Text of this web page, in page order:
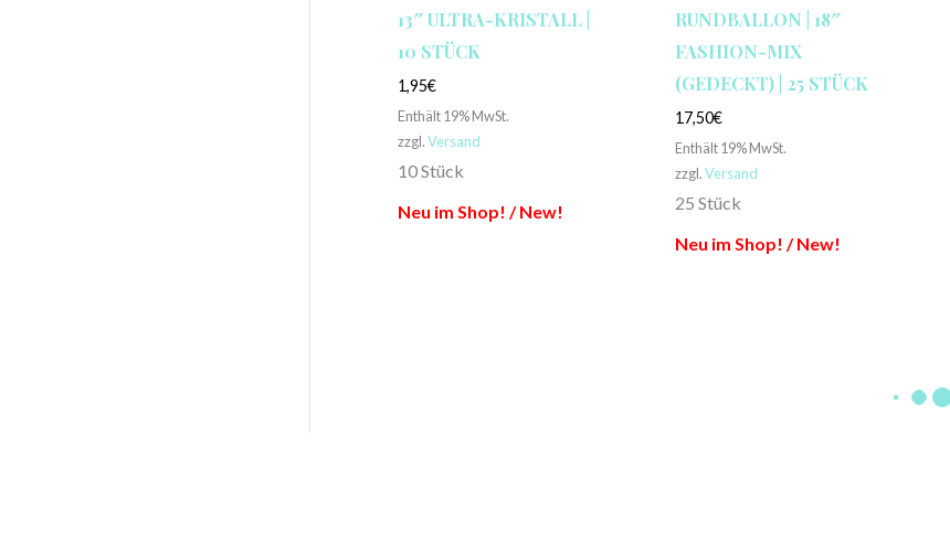
13″ ULTRA-KRISTALL |
10 STÜCK
1,95€
Enthält 19% MwSt.
zzgl.Versand
10 Stück
Neu im Shop! / New!
RUNDBALLON | 18″
FASHION-MIX
(GEDECKT) | 25 STÜCK
17,50€
Enthält 19% MwSt.
zzgl.Versand
25 Stück
Neu im Shop! / New!